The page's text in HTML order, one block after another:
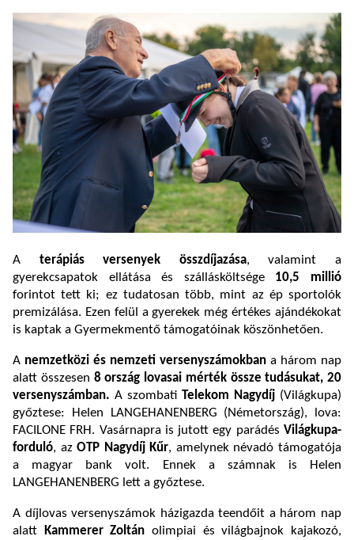
A terápiás versenyek összdíjazása, valamint a
gyerekcsapatok ellátása és szállásköltsége 10,5 millió
forintot tett ki; ez tudatosan több, mint az ép sportolók
premizálása. Ezen felül a gyerekek még értékes ajándékokat
is kaptak a Gyermekmentő támogatóinak köszönhetően.
A nemzetközi és nemzeti versenyszámokban a három nap
alatt összesen 8 ország lovasai mérték össze tudásukat, 20
versenyszámban. A szombati Telekom Nagydíj (Világkupa)
győztese: Helen LANGEHANENBERG (Németország), lova:
FACILONE FRH. Vasárnapra is jutott egy parádés Világkupa-
forduló, azOTP Nagydíj Kűr, amelynek névadó támogatója
a magyar bank volt. Ennek a számnak is Helen
LANGEHANENBERG lett a győztese.
A díjlovas versenyszámok házigazda teendőit a három nap
alatt
Kammerer Zoltán olimpiai és világbajnok kajakozó,